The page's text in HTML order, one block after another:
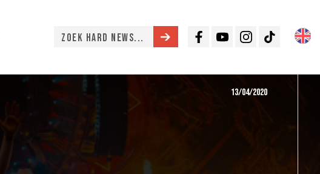
Facebook
YoutubeInstagramTikTok
13/04/2020